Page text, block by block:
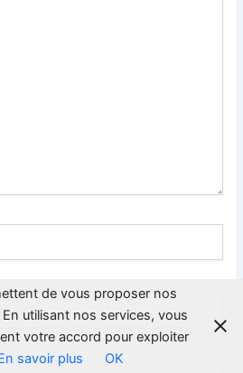
de vous proposer nos
utilisant nos services, vous
votre accord pour exploiter
savoir plus OK